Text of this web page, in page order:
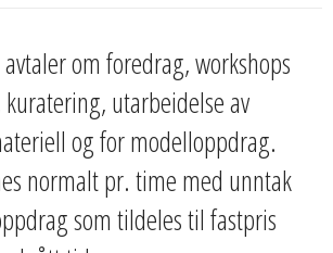
om foredrag, workshops
utarbeidelse av
og for modelloppdrag.
normalt pr. time med unntak
som tildeles til fastpris